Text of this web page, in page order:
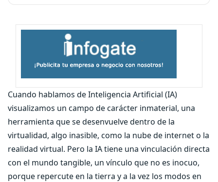
Cuando hablamos de Inteligencia Artificial (IA)
visualizamos un campo de carácter inmaterial, una
herramienta que se desenvuelve dentro de la
virtualidad, algo inasible, como la nube de internet o la
realidad virtual. Pero la IA tiene una vinculación directa
con el mundo tangible, un vínculo que no es inocuo,
porque repercute en la tierra y a la vez los modos en